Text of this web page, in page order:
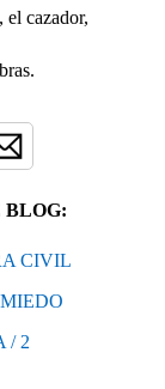
cazador,
BLOG:
CIVIL
/ 2